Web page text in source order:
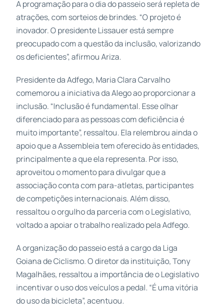
A programação para o dia do passeio será repleta de
atrações, com sorteios de brindes. “O projeto é
inovador. O presidente Lissauer está sempre
preocupado com a questão da inclusão, valorizando
os deficientes”, afirmou Ariza.
Presidente da Adfego, Maria Clara Carvalho
comemorou a iniciativa da Alego ao proporcionar a
inclusão. “Inclusão é fundamental. Esse olhar
diferenciado para as pessoas com deficiência é
muito importante”, ressaltou. Ela relembrou ainda o
apoio que a Assembleia tem oferecido às entidades,
principalmente a que ela representa. Por isso,
aproveitou o momento para divulgar que a
associação conta com para-atletas, participantes
de competições internacionais. Além disso,
ressaltou o orgulho da parceria com o Legislativo,
voltado a apoiar o trabalho realizado pela Adfego.
A organização do passeio está a cargo da Liga
Goiana de Ciclismo. O diretor da instituição, Tony
Magalhães, ressaltou a importância de o Legislativo
incentivar o uso dos veículos a pedal. “É uma vitória
do uso da bicicleta”, acentuou.